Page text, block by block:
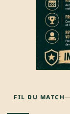
FIL DU MATCH